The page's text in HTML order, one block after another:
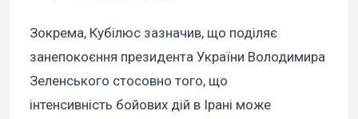
Зокрема, Кубілюс зазначив, що поділяє
занепокоєння президента України Володимира
Зеленського стосовно того, що
інтенсивність бойових дій в Ірані може